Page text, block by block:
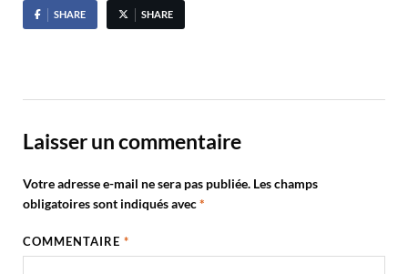
SHARE SHARE
Laisser un commentaire
Votre adresse e-mail ne sera pas publiée. Les champs
obligatoires sont indiqués avec*
COMMENTAIRE*